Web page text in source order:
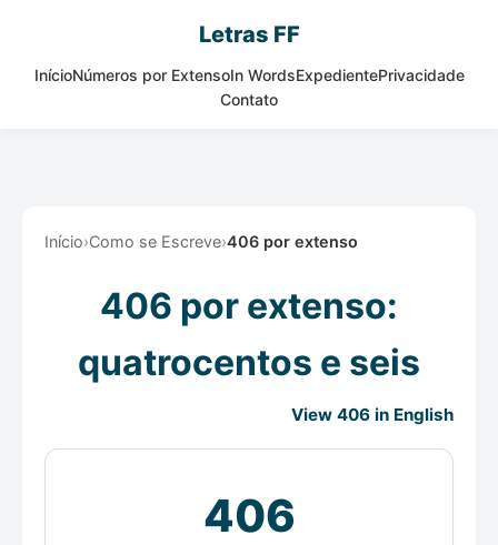
Letras FF
InícioNúmeros por ExtensoIn WordsExpedientePrivacidade
Contato
Início›Como se Escreve›406 por extenso
406 por extenso:
quatrocentos e seis
View 406 in English
406